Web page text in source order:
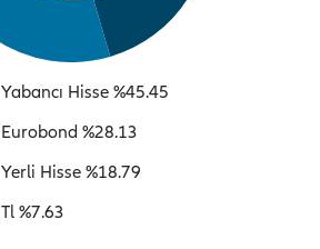
Yabancı Hisse %45.45
Eurobond %28.13
Yerli Hisse %18.79
Tl %7.63